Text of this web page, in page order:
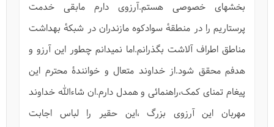
بخشهای خصوصی هستم.آرزوی دارم مابقی خدمت
پرستاریم را در منطقهٔ سوادکوه مازندران در شبکهٔ بهداشت
مناطق اطراف آلاشت بگذرانم.اما نمیدانم چطور این آرزو و
هدفم محقق شود.از خداوند متعال و خوانندهٔ محترم این
پیغام تمنای کمک،راهنمائی و همدل دارم.ان شاءالله خداوند
مهربان این آرزوی بزرگ ،این حقیر را لباس اجابت